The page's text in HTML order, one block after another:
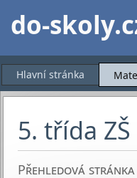
do-
Hlavní stránka
5. třída ZŠ
Přehledová